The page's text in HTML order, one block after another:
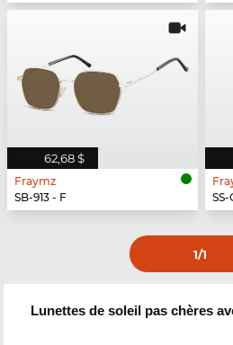
62,68 $
Fraymz
SB-913 - F
SS-
1/1
Lunettes de soleil pas chères